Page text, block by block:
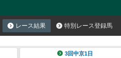
レース結果 特別レース登録馬
3回中京1日